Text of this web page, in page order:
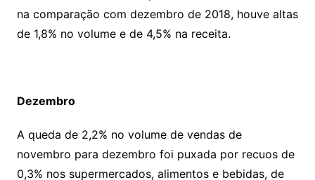
na comparação com dezembro de 2018, houve altas
de 1,8% no volume e de 4,5% na receita.
Dezembro
A queda de 2,2% no volume de vendas de
novembro para dezembro foi puxada por recuos de
0,3% nos supermercados, alimentos e bebidas, de